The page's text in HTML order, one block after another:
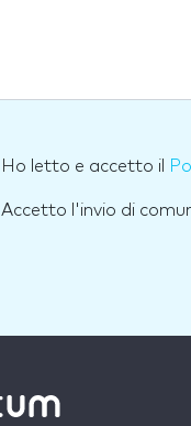
Ho letto e accetto il
Accetto l'invio di